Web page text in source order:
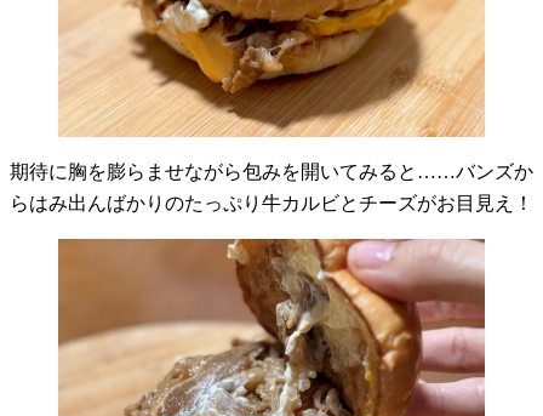
期待に胸を膨らませながら包みを開いてみると……バンズか
らはみ出んばかりのたっぷり牛カルビとチーズがお目見え！